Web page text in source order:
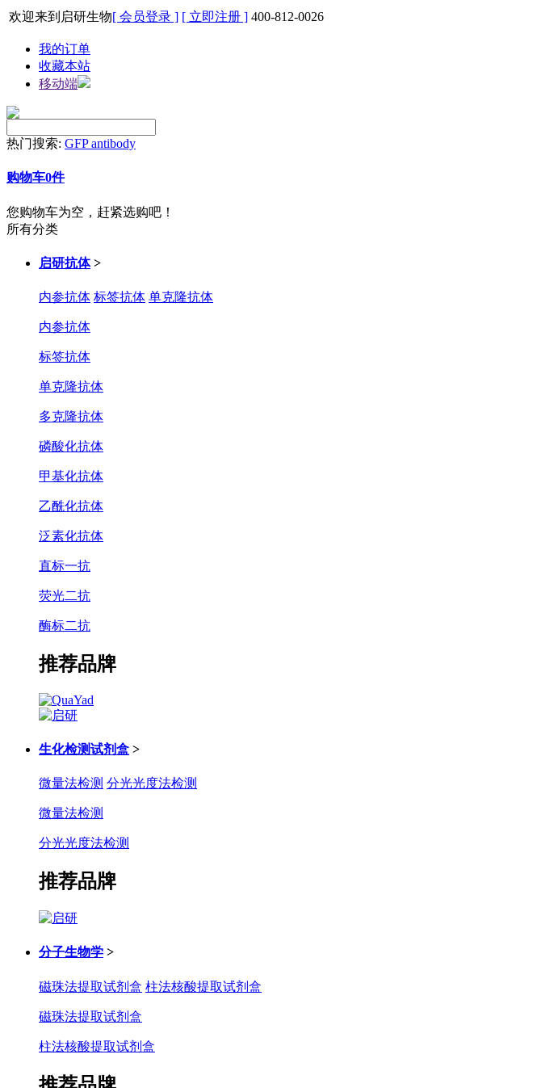
欢迎来到启研生物[ 会员登录 ] [ 立即注册 ] 400-812-0026
我的订单
收藏本站
移动端
热门搜索: GFP antibody
购物车0件
您购物车为空，赶紧选购吧！
所有分类
启研抗体 >
内参抗体 标签抗体 单克隆抗体
内参抗体
标签抗体
单克隆抗体
多克隆抗体
磷酸化抗体
甲基化抗体
乙酰化抗体
泛素化抗体
直标一抗
荧光二抗
酶标二抗
推荐品牌
生化检测试剂盒 >
微量法检测 分光光度法检测
微量法检测
分光光度法检测
推荐品牌
分子生物学 >
磁珠法提取试剂盒 柱法核酸提取试剂盒
磁珠法提取试剂盒
柱法核酸提取试剂盒